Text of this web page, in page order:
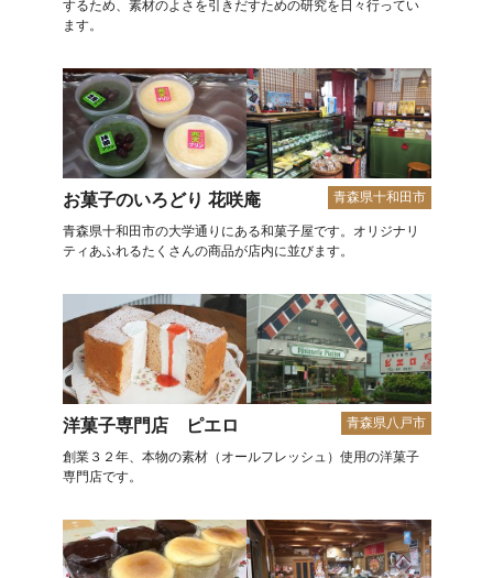
するため、素材のよさを引きだすための研究を日々行ってい
ます。
お菓子のいろどり 花咲庵 青森県十和田市
青森県十和田市の大学通りにある和菓子屋です。オリジナリ
ティあふれるたくさんの商品が店内に並びます。
洋菓子専門店 ピエロ 青森県八戸市
創業３２年、本物の素材（オールフレッシュ）使用の洋菓子
専門店です。